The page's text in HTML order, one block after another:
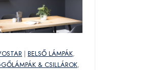
| BELSŐ LÁMPÁK,
& CSILLÁROK,